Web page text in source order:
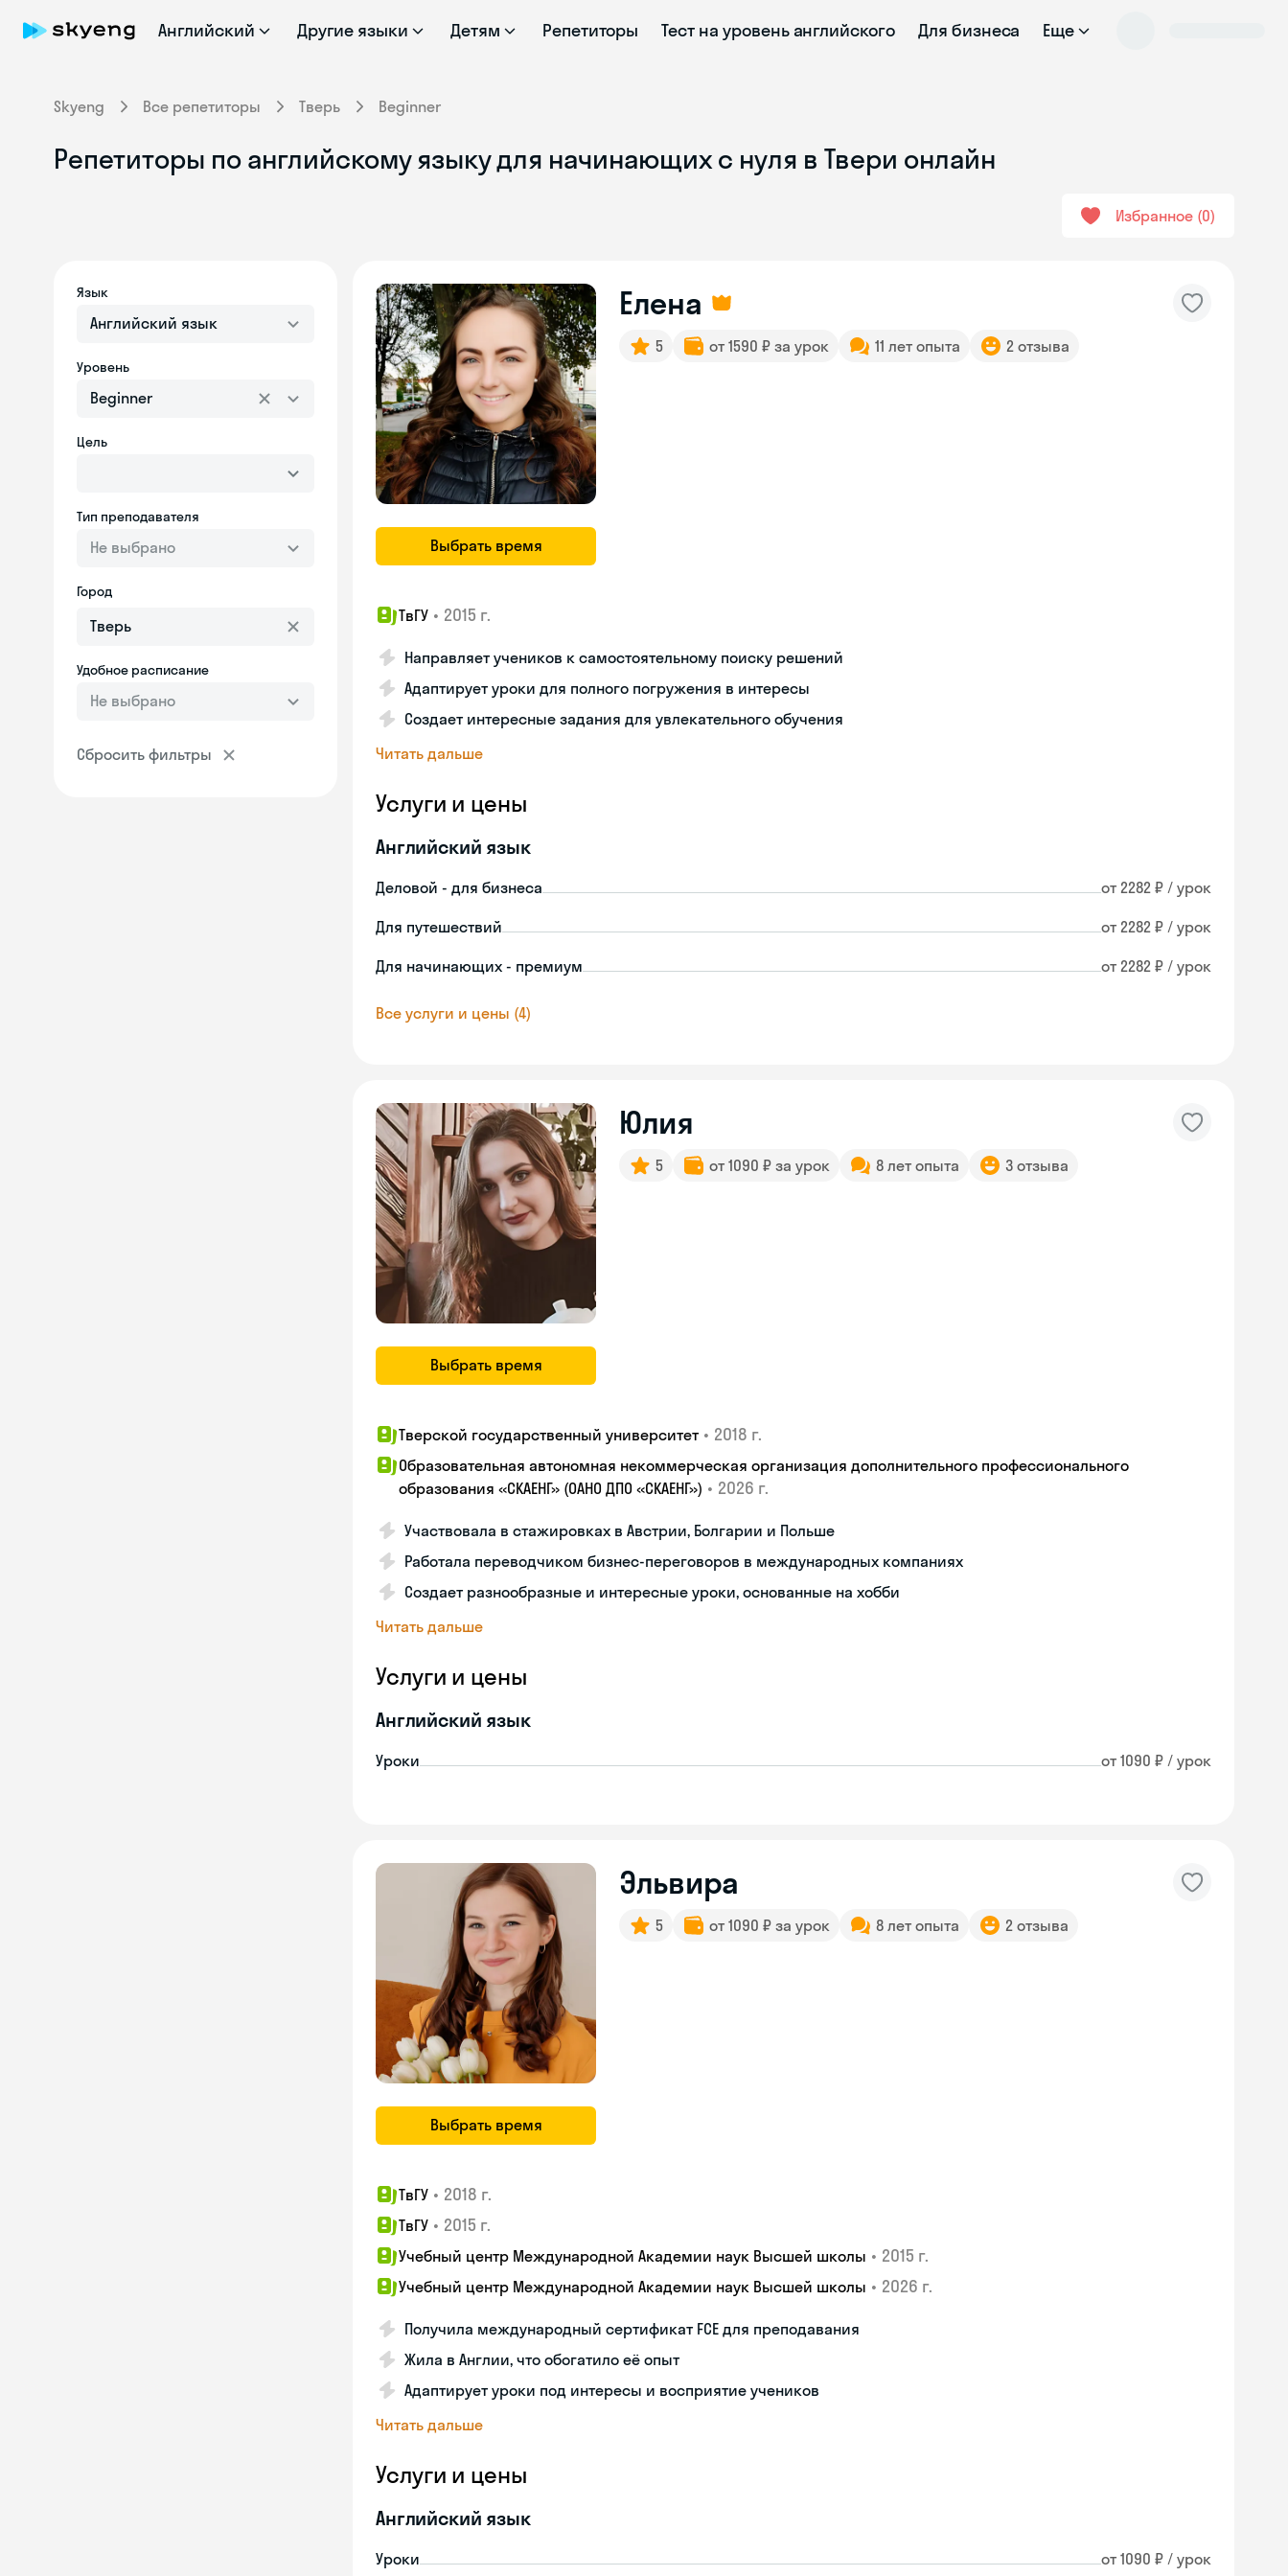
Английский Другие языки Детям Репетиторы Тест на уровень английского Для бизнеса Еще
Skyeng Все репетиторы Тверь Beginner
Репетиторы по английскому языку для начинающих с нуля в Твери онлайн
Избранное 0
Язык
Английский язык
Уровень
Beginner
Цель
Тип преподавателя
Не выбрано
Город
Удобное расписание
Не выбрано
Сбросить фильтры
Выбрать время
Елена
5 от 1590 ₽ за урок 11 лет опыта 2 отзыва
ТвГУ • 2015 г.
Направляет учеников к самостоятельному поиску решений
Адаптирует уроки для полного погружения в интересы
Создает интересные задания для увлекательного обучения
Читать дальше
Услуги и цены
Английский язык
Деловой - для бизнеса от 2282 ₽ / урок
Для путешествий от 2282 ₽ / урок
Для начинающих - премиум от 2282 ₽ / урок
Все услуги и цены (4)
Выбрать время
Юлия
5 от 1090 ₽ за урок 8 лет опыта 3 отзыва
Тверской государственный университет • 2018 г.
Образовательная автономная некоммерческая организация дополнительного профессионального
образования «СКАЕНГ» (ОАНО ДПО «СКАЕНГ») • 2026 г.
Участвовала в стажировках в Австрии, Болгарии и Польше
Работала переводчиком бизнес-переговоров в международных компаниях
Создает разнообразные и интересные уроки, основанные на хобби
Читать дальше
Услуги и цены
Английский язык
Уроки от 1090 ₽ / урок
Выбрать время
Эльвира
5 от 1090 ₽ за урок 8 лет опыта 2 отзыва
ТвГУ • 2018 г.
ТвГУ • 2015 г.
Учебный центр Международной Академии наук Высшей школы • 2015 г.
Учебный центр Международной Академии наук Высшей школы • 2026 г.
Получила международный сертификат FCE для преподавания
Жила в Англии, что обогатило её опыт
Адаптирует уроки под интересы и восприятие учеников
Читать дальше
Услуги и цены
Английский язык
Уроки от 1090 ₽ / урок